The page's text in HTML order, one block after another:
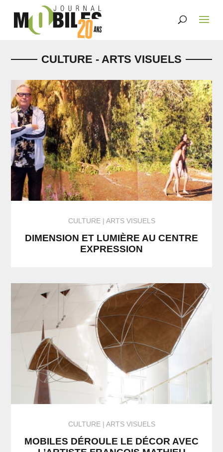
CULTURE - ARTS VISUELS
CULTURE ARTS VISUELS
DIMENSION ET LUMIÈRE AU CENTRE
EXPRESSION
CULTURE ARTS VISUELS
MOBILES DÉROULE LE DÉCOR AVEC